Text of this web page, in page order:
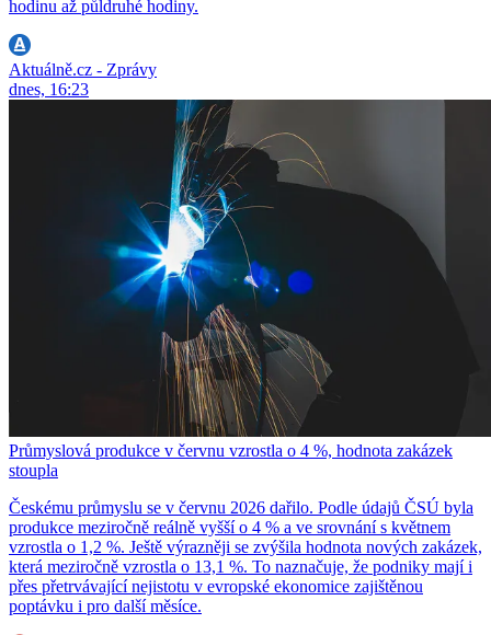
hodinu až půldruhé hodiny.
Aktuálně.cz - Zprávy
dnes, 16:23
Průmyslová produkce v červnu vzrostla o 4 %, hodnota zakázek
stoupla
Českému průmyslu se v červnu 2026 dařilo. Podle údajů ČSÚ byla
produkce meziročně reálně vyšší o 4 % a ve srovnání s květnem
vzrostla o 1,2 %. Ještě výrazněji se zvýšila hodnota nových zakázek,
která meziročně vzrostla o 13,1 %. To naznačuje, že podniky mají i
přes přetrvávající nejistotu v evropské ekonomice zajištěnou
poptávku i pro další měsíce.